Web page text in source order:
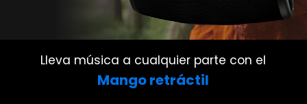
Lleva música a cualquier parte con el
Mango retráctil